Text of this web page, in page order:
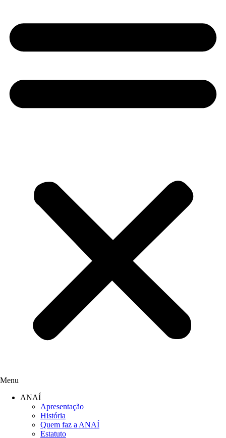
Menu
ANAÍ
Apresentação
História
Quem faz a ANAÍ
Estatuto